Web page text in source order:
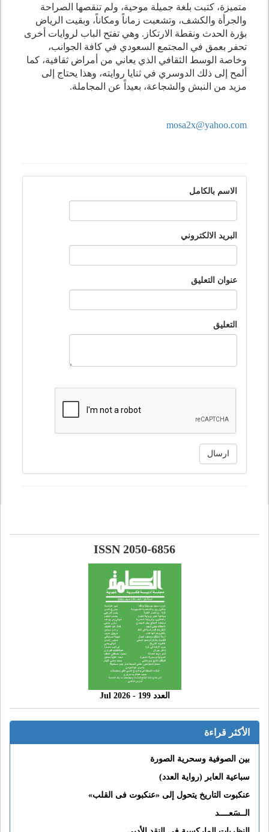
متميزة، كتبت بلغة جميلة موحية، ولم تنقصها الصراحة
والجرأة والكشف، وتشعبت زماناً ومكاناً، وبقيت الرياض
بؤرة الحدث ونقطة الارتكاز. وهي تفتح الباب لروايات أخرى
تحفر بعمق في المجتمع السعودي في كافة الجوانب،
وخاصة الوسط الثقافي الذي يعاني من أمراض ثقافية، كما
ألمح إلى ذلك الدوسري في ثنايا روايته، وهذا يحتاج إلى
مزيد من النبش والشجاعة، بعيداً عن المجاملة.
mosa2x@yahoo.com
الاسم بالكامل
البريد الالكتروني
عنوان التعليق
التعليق
ارسال
ISSN 2050-6856
العدد 199 - 2026 Jul
الأكثر قراءة
بين الصوفية وسحرية الصورة
سباعية العابر (رواية العدد)
عنكبوت التاريخ يتحول إلى «عنكبوت فى القلب»
الــسَعــــد